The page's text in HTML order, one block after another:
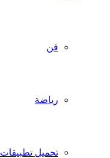
فن
رياضة
تحميل تطبيقات